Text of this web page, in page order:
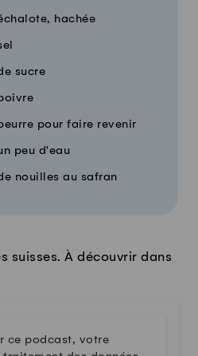
hachée
sucre
pour faire revenir
peu d'eau
nouilles au safran
suisses. À découvrir dans
ce podcast, votre